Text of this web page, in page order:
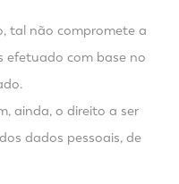
tal não compromete a
efetuado com base no
ainda, o direito a ser
dados pessoais, de